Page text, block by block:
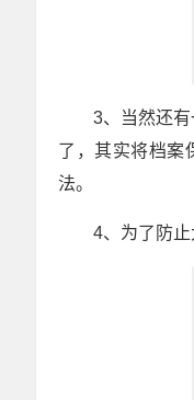
3、当然还
了，其实将档案
法。
4、为了防